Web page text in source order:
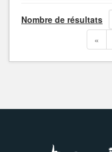
Nombre de résultats
«